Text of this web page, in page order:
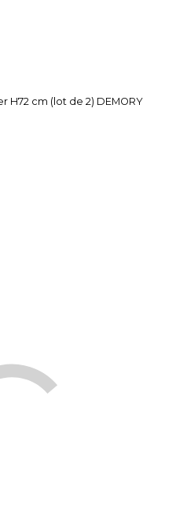
H72 cm (lot de 2) DEMORY